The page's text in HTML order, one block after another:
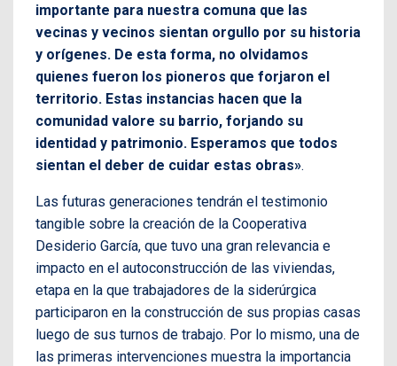
importante para nuestra comuna que las
vecinas y vecinos sientan orgullo por su historia
y orígenes. De esta forma, no olvidamos
quienes fueron los pioneros que forjaron el
territorio. Estas instancias hacen que la
comunidad valore su barrio, forjando su
identidad y patrimonio. Esperamos que todos
sientan el deber de cuidar estas obras».
Las futuras generaciones tendrán el testimonio
tangible sobre la creación de la Cooperativa
Desiderio García, que tuvo una gran relevancia e
impacto en el autoconstrucción de las viviendas,
etapa en la que trabajadores de la siderúrgica
participaron en la construcción de sus propias casas
luego de sus turnos de trabajo. Por lo mismo, una de
las primeras intervenciones muestra la importancia